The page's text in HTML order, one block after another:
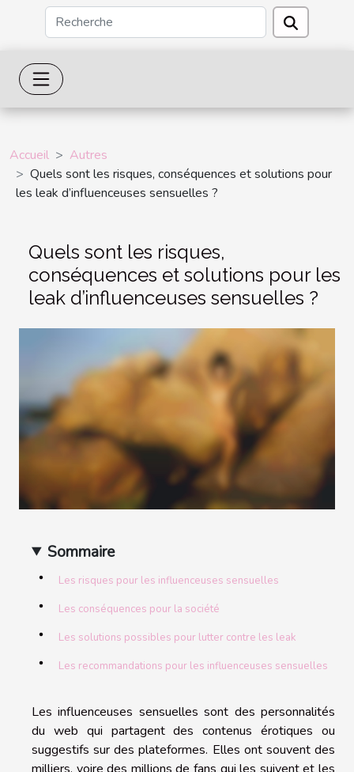
Accueil
Autres
Quels sont les risques, conséquences et solutions pour
les leak d’influenceuses sensuelles ?
Quels sont les risques,
conséquences et solutions pour les
leak d’influenceuses sensuelles ?
Sommaire
Les risques pour les influenceuses sensuelles
Les conséquences pour la société
Les solutions possibles pour lutter contre les leak
Les recommandations pour les influenceuses sensuelles
Les influenceuses sensuelles sont des personnalités
du web qui partagent des contenus érotiques ou
suggestifs sur des plateformes. Elles ont souvent des
milliers, voire des millions de fans qui les suivent et les